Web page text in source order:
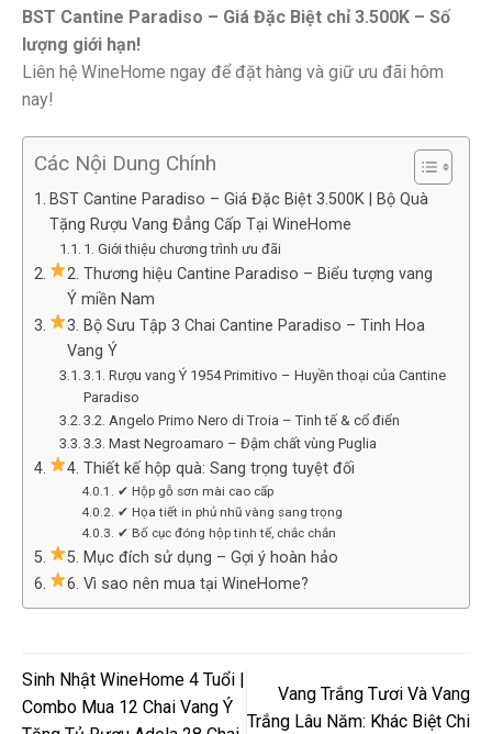
BST Cantine Paradiso – Giá Đặc Biệt chỉ 3.500K – Số
lượng giới hạn!
Liên hệ WineHome ngay để đặt hàng và giữ ưu đãi hôm
nay!
Các Nội Dung Chính
BST Cantine Paradiso – Giá Đặc Biệt 3.500K | Bộ Quà
Tặng Rượu Vang Đẳng Cấp Tại WineHome
1. Giới thiệu chương trình ưu đãi
2. Thương hiệu Cantine Paradiso – Biểu tượng vang
Ý miền Nam
3. Bộ Sưu Tập 3 Chai Cantine Paradiso – Tinh Hoa
Vang Ý
3.1. Rượu vang Ý 1954 Primitivo – Huyền thoại của Cantine
Paradiso
3.2. Angelo Primo Nero di Troia – Tinh tế & cổ điển
3.3. Mast Negroamaro – Đậm chất vùng Puglia
4. Thiết kế hộp quà: Sang trọng tuyệt đối
✔ Hộp gỗ sơn mài cao cấp
✔ Họa tiết in phủ nhũ vàng sang trọng
✔ Bố cục đóng hộp tinh tế, chắc chắn
5. Mục đích sử dụng – Gợi ý hoàn hảo
6. Vì sao nên mua tại WineHome?
Sinh Nhật WineHome 4 Tuổi |
Combo Mua 12 Chai Vang Ý
Vang Trắng Tươi Và Vang
Trắng Lâu Năm: Khác Biệt Chi